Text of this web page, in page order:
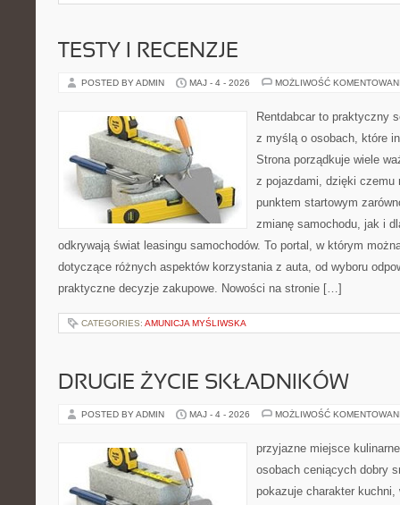
TESTY I RECENZJE
POSTED BY ADMIN MAJ - 4 - 2026 MOŻLIWOŚĆ
Rentdabcar to praktyczny
z myślą o osobach, które
Strona porządkuje wiele
z pojazdami, dzięki czemu
punktem startowym
zmianę samochodu, jak i
odkrywają świat leasingu samochodów. To portal, w którym
dotyczące różnych aspektów korzystania z auta, od wyboru
praktyczne decyzje zakupowe. Nowości na stronie […]
CATEGORIES: AMUNICJA MYŚLIWSKA
DRUGIE ŻYCIE SKŁADNIKÓW
POSTED BY ADMIN MAJ - 4 - 2026 MOŻLIWOŚĆ
przyjazne miejsce
osobach ceniących dobry
pokazuje charakter